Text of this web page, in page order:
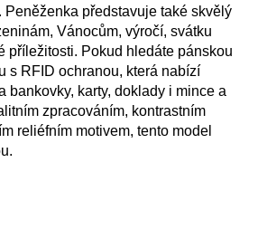
Peněženka představuje také skvělý
Vánocům, výročí, svátku
příležitosti. Pokud hledáte pánskou
s RFID ochranou, která nabízí
bankovky, karty, doklady i mince a
zpracováním, kontrastním
reliéfním motivem, tento model